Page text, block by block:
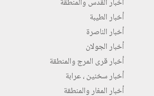
أخبار القدس والمنطقة
أخبار الطيبة
أخبار الناصرة
أخبار الجولان
أخبار قرى المرج والمنطقة
أخبار سخنين ، عرابة
أخبار المغار والمنطقة